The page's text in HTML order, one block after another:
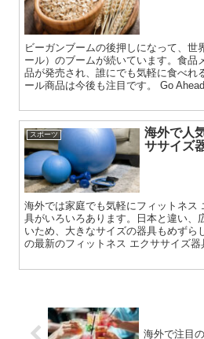
ビーガンブームの後押しになって、世
ール）のブームが続いています。食品
品が発売され、誰にでも気軽に食べれ
ール商品は今後も注目です。 Go Ahead
スポーツ
海外で人
ササイズ
海外では家庭でも気軽にフィットネス
具がいろいろあります。日本と違い、
いため、大きなサイズの器具もめずら
の最新のフィットネス エクササイズ
海外で注目